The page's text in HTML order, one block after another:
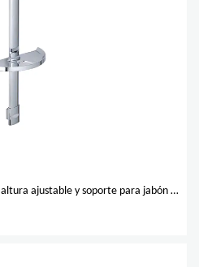
Ducha con barra deslizante con altura ajustable y soporte para jabón de acero inoxidable de alta calidad